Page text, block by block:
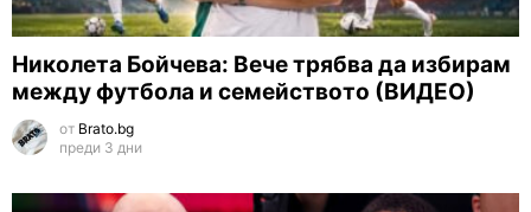
Николета Бойчева: Вече трябва да избирам
между футбола и семейството (ВИДЕО)
от Brato.bg
преди 3 дни